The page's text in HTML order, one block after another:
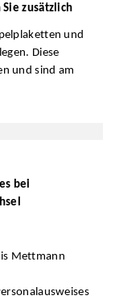
zusätzlich
und
Diese
und sind am
bei
Mettmann